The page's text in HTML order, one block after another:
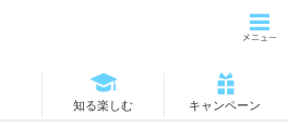
知る楽しむ キャンペーン